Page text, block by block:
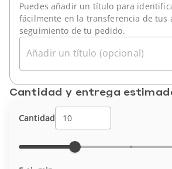
Puedes añadir un título para
fácilmente en la transferencia de tus
seguimiento de tu pedido.
Añadir un título (opcional)
Cantidad y entrega
Cantidad